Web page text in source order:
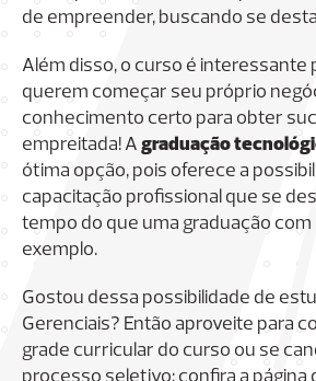
de empreender, buscando se
Além disso, o curso é interessante
querem começar seu próprio
conhecimento certo para obter
empreitada! A graduação
ótima opção, pois oferece a
capacitação profissional que se
tempo do que uma graduação
exemplo.
Gostou dessa possibilidade de
Gerenciais? Então aproveite para
grade curricular do curso ou se
processo seletivo: confira a página